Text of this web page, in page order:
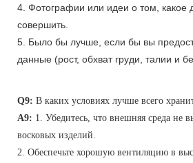
4. Фотографии или идеи о том, какое
совершить.
5. Было бы лучше, если бы вы
данные (рост, обхват груди, талии и
Q9: В каких условиях лучше всего
A9: 1. Убедитесь, что внешняя среда не
восковых изделий.
2. Обеспечьте хорошую вентиляцию в